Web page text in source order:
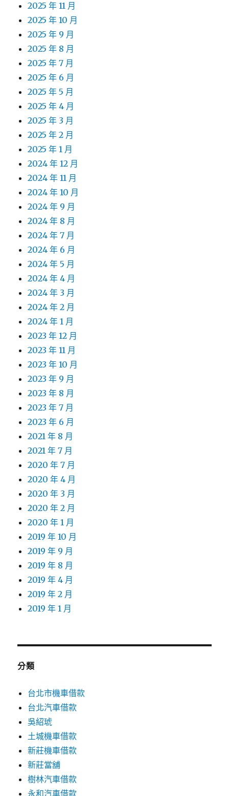
2025 年 11 月
2025 年 10 月
2025 年 9 月
2025 年 8 月
2025 年 7 月
2025 年 6 月
2025 年 5 月
2025 年 4 月
2025 年 3 月
2025 年 2 月
2025 年 1 月
2024 年 12 月
2024 年 11 月
2024 年 10 月
2024 年 9 月
2024 年 8 月
2024 年 7 月
2024 年 6 月
2024 年 5 月
2024 年 4 月
2024 年 3 月
2024 年 2 月
2024 年 1 月
2023 年 12 月
2023 年 11 月
2023 年 10 月
2023 年 9 月
2023 年 8 月
2023 年 7 月
2023 年 6 月
2021 年 8 月
2021 年 7 月
2020 年 7 月
2020 年 4 月
2020 年 3 月
2020 年 2 月
2020 年 1 月
2019 年 10 月
2019 年 9 月
2019 年 8 月
2019 年 4 月
2019 年 2 月
2019 年 1 月
分類
台北市機車借款
台北汽車借款
吳紹琥
土城機車借款
新莊機車借款
新莊當舖
樹林汽車借款
永和汽車借款